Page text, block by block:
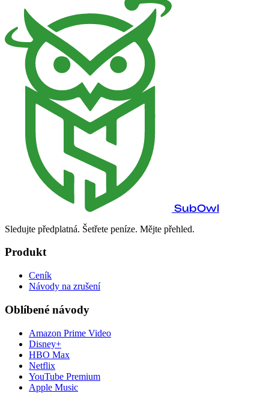
SubOwl
Sledujte předplatná. Šetřete peníze. Mějte přehled.
Produkt
Ceník
Návody na zrušení
Oblíbené návody
Amazon Prime Video
Disney+
HBO Max
Netflix
YouTube Premium
Apple Music